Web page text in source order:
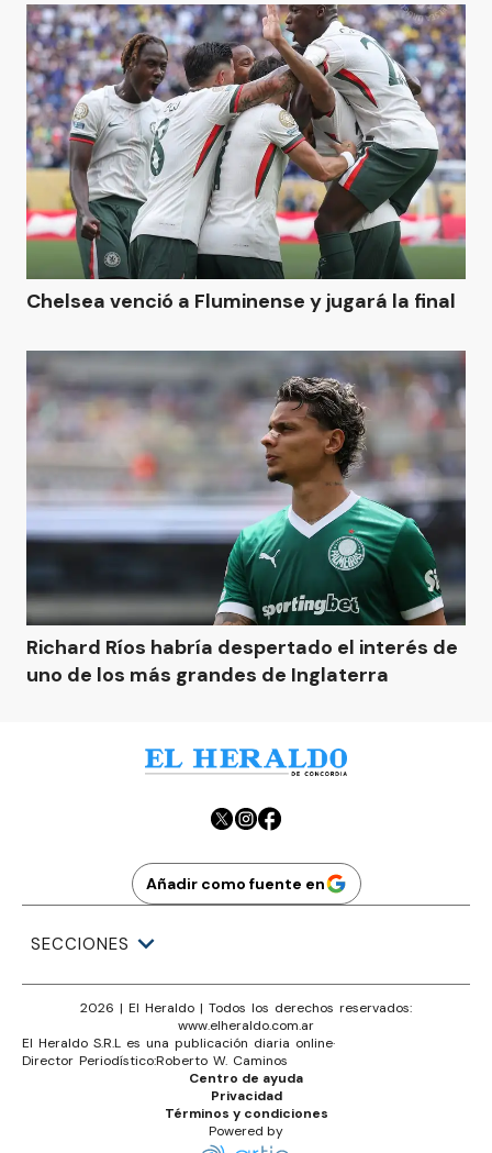
Chelsea venció a Fluminense y jugará la final
Richard Ríos habría despertado el interés de
uno de los más grandes de Inglaterra
Añadir como fuente en
SECCIONES
2026 | El Heraldo | Todos los derechos reservados:
www.elheraldo.com.ar
El Heraldo S.R.L es una publicación diaria online·
Director Periodístico:Roberto W. Caminos
Términos y condiciones
Privacidad
Centro de ayuda
Powered by